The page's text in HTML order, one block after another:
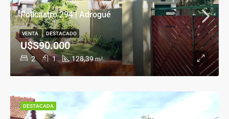
Policastro 294 | Adrogué
2 1 128,39 m²
U$S90.000
VENTA DESTACADO
DESTACADA